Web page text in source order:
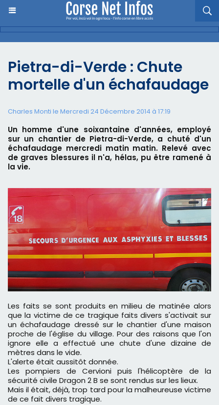
Pietra-di-Verde : Chute
mortelle d'un échafaudage
Charles Monti le Mercredi 24 Décembre 2014 à 17:19
Un homme d'une soixantaine d'années, employé
sur un chantier de Pietra-di-Verde, a chuté d'un
échafaudage mercredi matin matin. Relevé avec
de graves blessures il n'a, hélas, pu être ramené à
la vie.
Les faits se sont produits en milieu de matinée alors
que la victime de ce tragique faits divers s'activait sur
un échafaudage dressé sur le chantier d'une maison
proche de l'église du village. Pour des raisons que l'on
ignore elle a effectué une chute d'une dizaine de
mètres dans le vide.
L'alerte était aussitôt donnée.
Les pompiers de Cervioni puis l'hélicoptère de la
sécurité civile Dragon 2 B se sont rendus sur les lieux.
Mais il était, déjà, trop tard pour la malheureuse victime
de ce fait divers tragique.